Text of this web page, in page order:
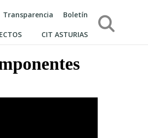
Transparencia Boletín
CIT ASTURIAS
Búsqueda